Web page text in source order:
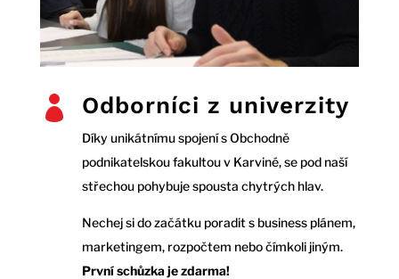
 Odborníci z univerzity
Díky unikátnímu spojení s Obchodně
podnikatelskou fakultou v Karviné, se pod naší
střechou pohybuje spousta chytrých hlav.
Nechej si do začátku poradit s business plánem,
marketingem, rozpočtem nebo čímkoli jiným.
První schůzka je zdarma!